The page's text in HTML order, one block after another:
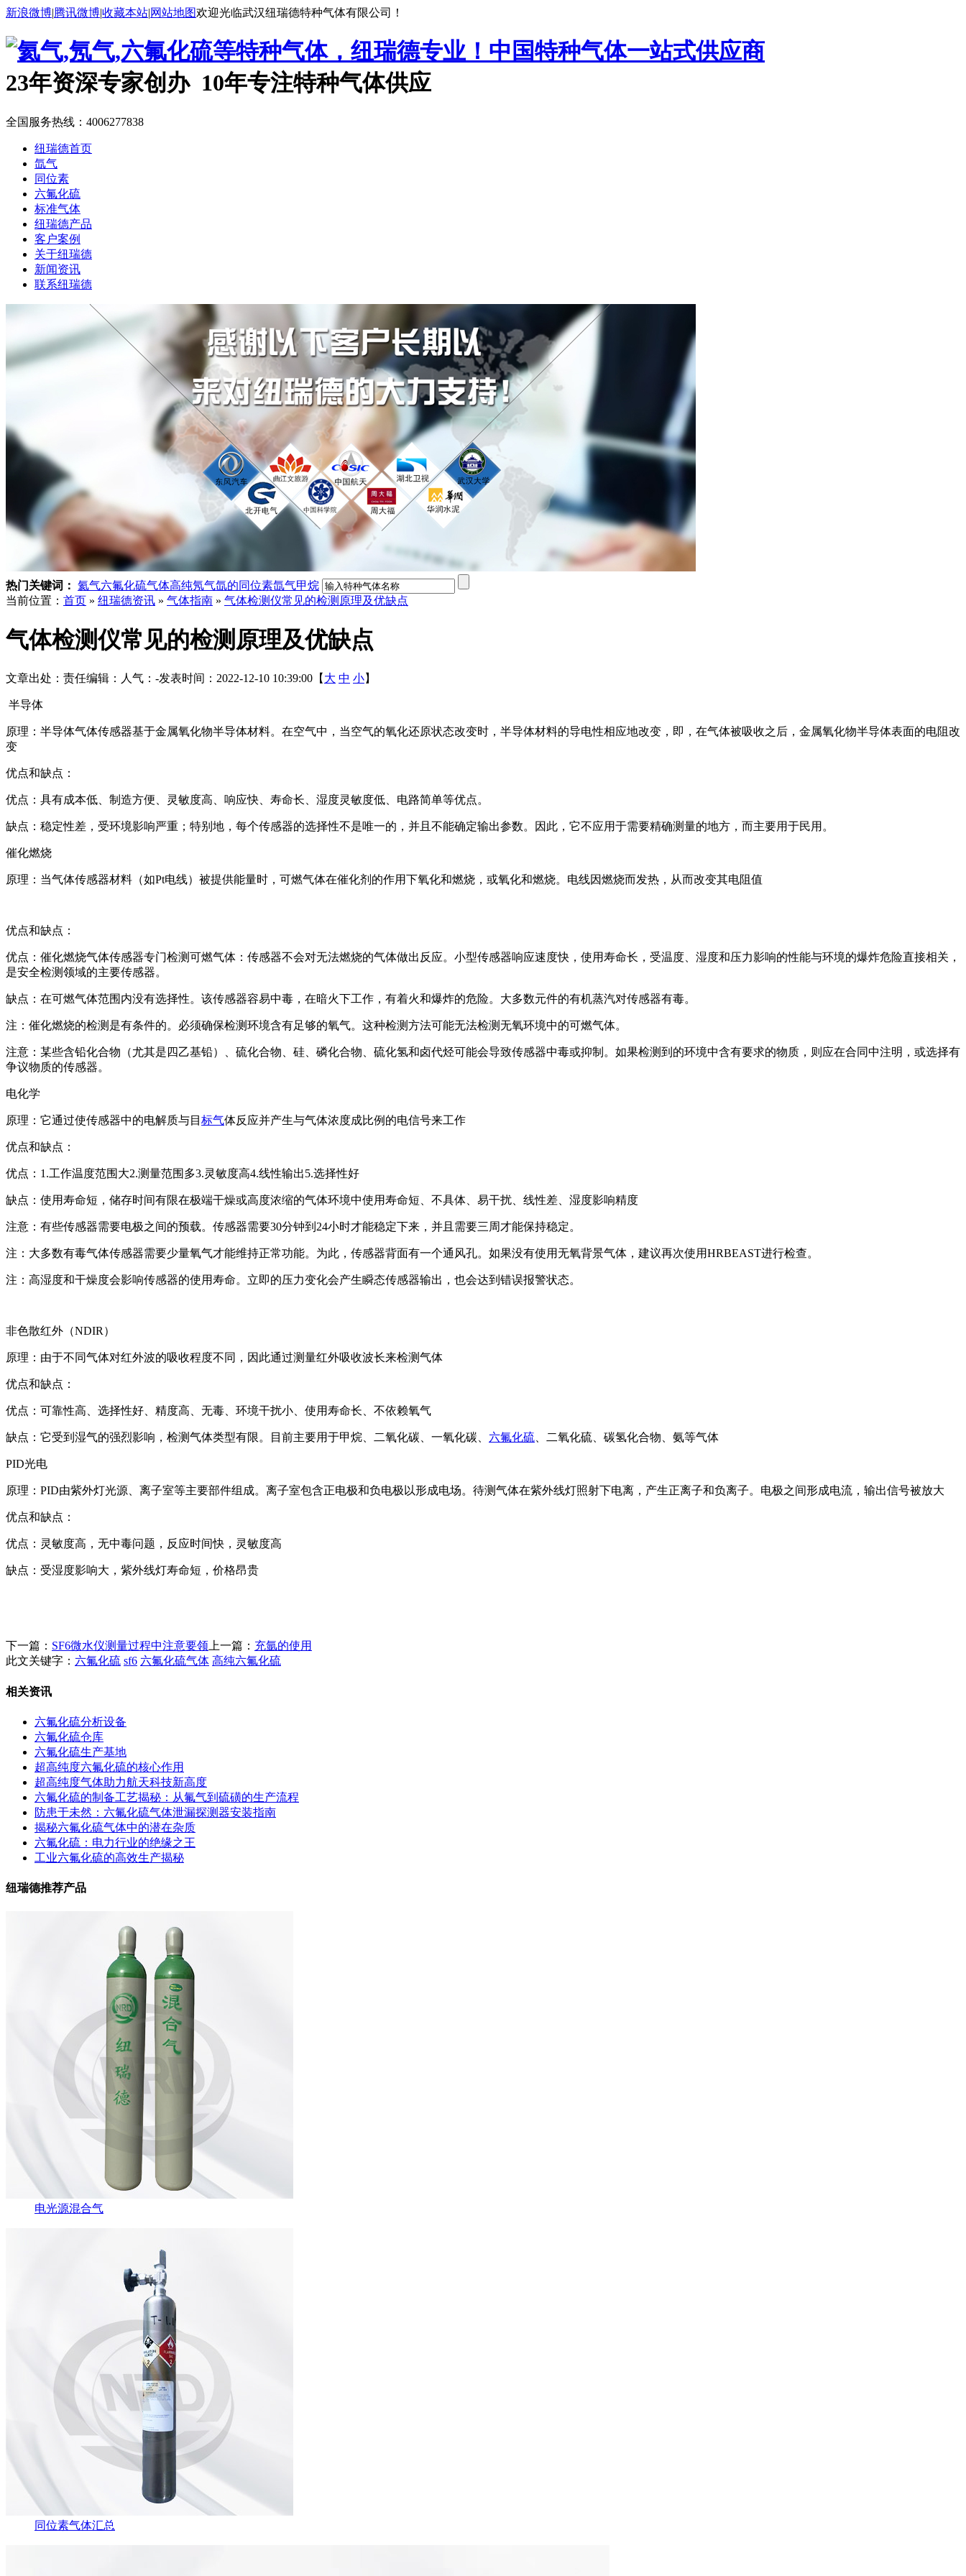
新浪微博|腾讯微博|收藏本站|网站地图欢迎光临武汉纽瑞德特种气体有限公司！
中国特种气体一站式供应商
23年资深专家创办 10年专注特种气体供应
全国服务热线： 4006277838
纽瑞德首页
氙气
同位素
六氟化硫
标准气体
纽瑞德产品
客户案例
关于纽瑞德
新闻资讯
联系纽瑞德
热门关键词： 氦气六氟化硫气体高纯氖气氙的同位素氙气甲烷
当前位置： 首页 » 纽瑞德资讯 » 气体指南 » 气体检测仪常见的检测原理及优缺点
气体检测仪常见的检测原理及优缺点
文章出处： 责任编辑： 人气： -发表时间：2022-12-10 10:39:00【 大 中 小】
半导体
原理：半导体气体传感器基于金属氧化物半导体材料。在空气中，当空气的氧化还原状态改变时，半导体材料的导电性相应地改变，即，在气体被吸收之后，金属氧化物半导体表面的电阻改
变
优点和缺点：
优点：具有成本低、制造方便、灵敏度高、响应快、寿命长、湿度灵敏度低、电路简单等优点。
缺点：稳定性差，受环境影响严重；特别地，每个传感器的选择性不是唯一的，并且不能确定输出参数。因此，它不应用于需要精确测量的地方，而主要用于民用。
催化燃烧
原理：当气体传感器材料（如Pt电线）被提供能量时，可燃气体在催化剂的作用下氧化和燃烧，或氧化和燃烧。电线因燃烧而发热，从而改变其电阻值
优点和缺点：
优点：催化燃烧气体传感器专门检测可燃气体：传感器不会对无法燃烧的气体做出反应。小型传感器响应速度快，使用寿命长，受温度、湿度和压力影响的性能与环境的爆炸危险直接相关，
是安全检测领域的主要传感器。
缺点：在可燃气体范围内没有选择性。该传感器容易中毒，在暗火下工作，有着火和爆炸的危险。大多数元件的有机蒸汽对传感器有毒。
注：催化燃烧的检测是有条件的。必须确保检测环境含有足够的氧气。这种检测方法可能无法检测无氧环境中的可燃气体。
注意：某些含铅化合物（尤其是四乙基铅）、硫化合物、硅、磷化合物、硫化氢和卤代烃可能会导致传感器中毒或抑制。如果检测到的环境中含有要求的物质，则应在合同中注明，或选择有
争议物质的传感器。
电化学
原理：它通过使传感器中的电解质与目 标气体反应并产生与气体浓度成比例的电信号来工作
优点和缺点：
优点：1.工作温度范围大2.测量范围多3.灵敏度高4.线性输出5.选择性好
缺点：使用寿命短，储存时间有限在极端干燥或高度浓缩的气体环境中使用寿命短、不具体、易干扰、线性差、湿度影响精度
注意：有些传感器需要电极之间的预载。传感器需要30分钟到24小时才能稳定下来，并且需要三周才能保持稳定。
注：大多数有毒气体传感器需要少量氧气才能维持正常功能。为此，传感器背面有一个通风孔。如果没有使用无氧背景气体，建议再次使用HRBEAST进行检查。
注：高湿度和干燥度会影响传感器的使用寿命。立即的压力变化会产生瞬态传感器输出，也会达到错误报警状态。
非色散红外（NDIR）
原理：由于不同气体对红外波的吸收程度不同，因此通过测量红外吸收波长来检测气体
优点和缺点：
优点：可靠性高、选择性好、精度高、无毒、环境干扰小、使用寿命长、不依赖氧气
缺点：它受到湿气的强烈影响，检测气体类型有限。目前主要用于甲烷、二氧化碳、一氧化碳、 六氟化硫 、二氧化硫、碳氢化合物、氨等气体
PID光电
原理：PID由紫外灯光源、离子室等主要部件组成。离子室包含正电极和负电极以形成电场。待测气体在紫外线灯照射下电离，产生正离子和负离子。电极之间形成电流，输出信号被放大
优点和缺点：
优点：灵敏度高，无中毒问题，反应时间快，灵敏度高
缺点：受湿度影响大，紫外线灯寿命短，价格昂贵
下一篇： SF6微水仪测量过程中注意要领 上一篇： 充氩的使用
此文关键字： 六氟化硫 sf6 六氟化硫气体 高纯六氟化硫
相关资讯
六氟化硫分析设备
六氟化硫仓库
六氟化硫生产基地
超高纯度六氟化硫的核心作用
超高纯度气体助力航天科技新高度
六氟化硫的制备工艺揭秘：从氟气到硫磺的生产流程
防患于未然：六氟化硫气体泄漏探测器安装指南
揭秘六氟化硫气体中的潜在杂质
六氟化硫：电力行业的绝缘之王
工业六氟化硫的高效生产揭秘
纽瑞德推荐产品
电光源混合气
同位素气体汇总